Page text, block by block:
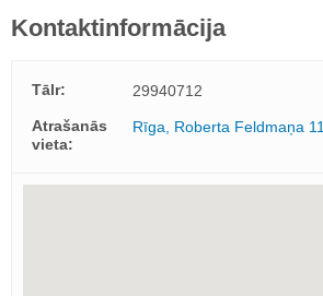
Kontaktinformācija
Tālr:
29940712
Atrašanās
vieta:
Rīga, Roberta Feldmaņa 11